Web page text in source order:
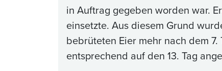
in Auftrag gegeben worden war.
einsetzte. Aus diesem Grund
bebrüteten Eier mehr nach dem
entsprechend auf den 13. Tag